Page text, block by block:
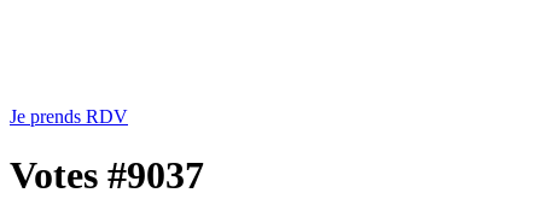
Je prends RDV
Votes #9037